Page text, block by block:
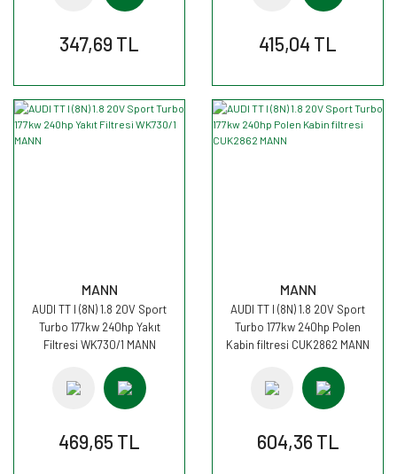
347,69 TL 415,04 TL
MANN
AUDI TT I (8N) 1.8 20V Sport
Turbo 177kw 240hp Yakıt
Filtresi WK730/1 MANN
469,65 TL
MANN
AUDI TT I (8N) 1.8 20V Sport
Turbo 177kw 240hp Polen
Kabin filtresi CUK2862 MANN
604,36 TL